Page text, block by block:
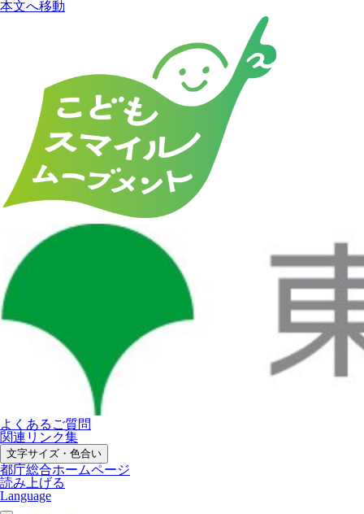
本文へ移動
よくあるご質問
関連リンク集
文字サイズ・色合い
都庁総合ホームページ
読み上げる
Language